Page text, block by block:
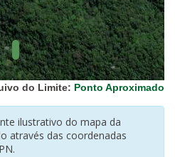
do Limite: Ponto Aproximado
ilustrativo do mapa da
através das coordenadas